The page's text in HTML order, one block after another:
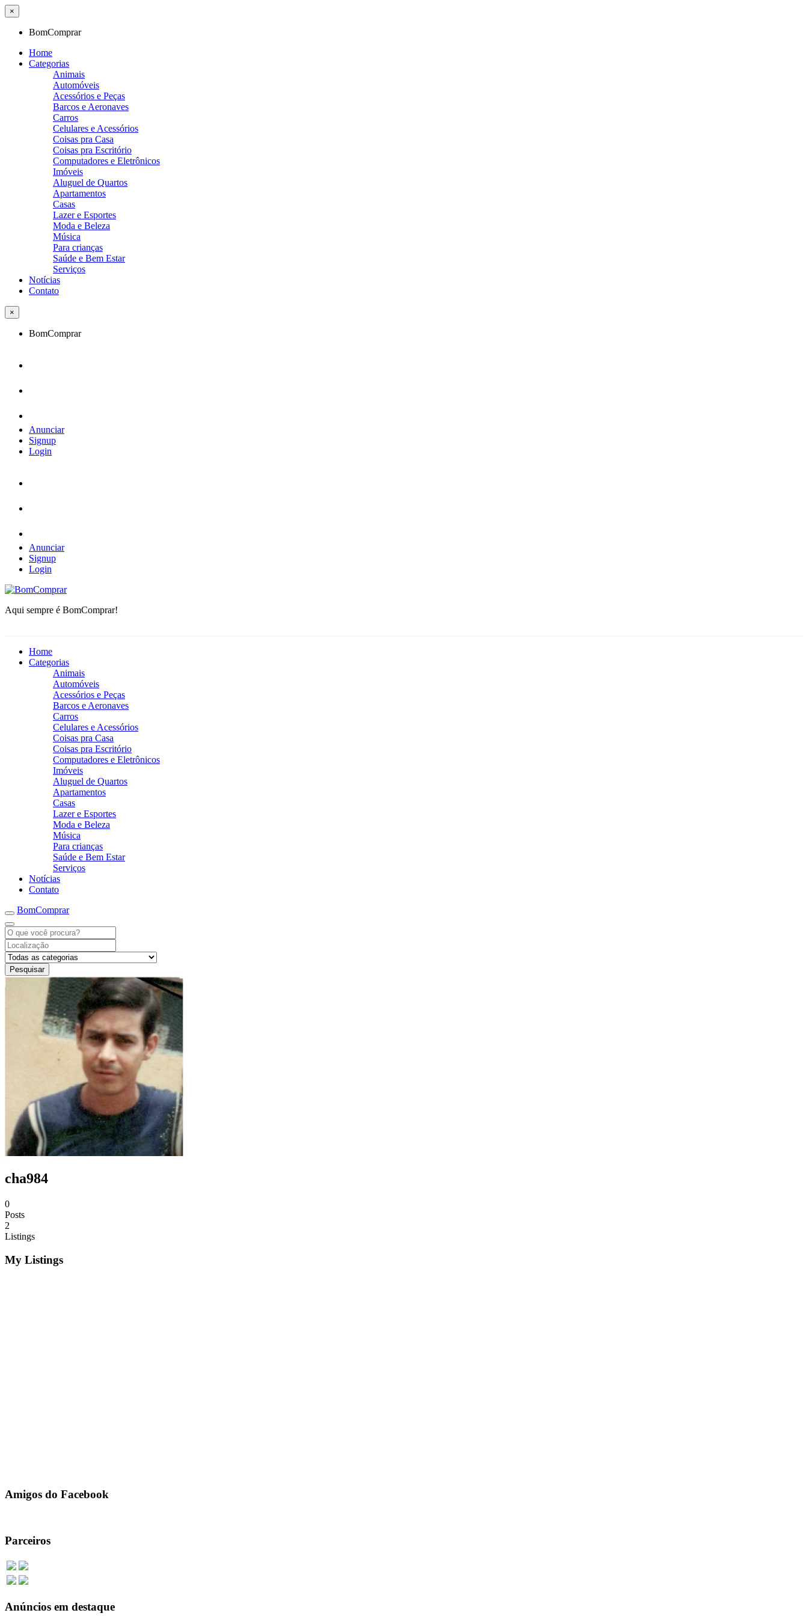
×
BomComprar
Home
Categorias
Animais
Automóveis
Acessórios e Peças
Barcos e Aeronaves
Carros
Celulares e Acessórios
Coisas pra Casa
Coisas pra Escritório
Computadores e Eletrônicos
Imóveis
Aluguel de Quartos
Apartamentos
Casas
Lazer e Esportes
Moda e Beleza
Música
Para crianças
Saúde e Bem Estar
Serviços
Notícias
Contato
×
BomComprar
Anunciar
Signup
Login
Anunciar
Signup
Login
BomComprar
Aqui sempre é BomComprar!
Home
Categorias
Animais
Automóveis
Acessórios e Peças
Barcos e Aeronaves
Carros
Celulares e Acessórios
Coisas pra Casa
Coisas pra Escritório
Computadores e Eletrônicos
Imóveis
Aluguel de Quartos
Apartamentos
Casas
Lazer e Esportes
Moda e Beleza
Música
Para crianças
Saúde e Bem Estar
Serviços
Notícias
Contato
BomComprar
Pesquisar
cha984
0
Posts
2
Listings
My Listings
Amigos do Facebook
Parceiros
Anúncios em destaque